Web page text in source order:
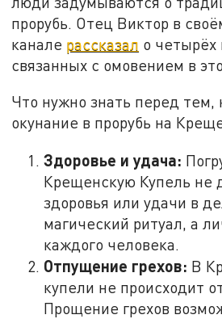
прорубь. Отец Виктор в
канале рассказал о четырёх
связанных с омовением в
Что нужно знать перед тем,
окунание в прорубь на
Здоровье и удача:
Крещенскую Купель не
здоровья или удачи в
магический ритуал, а
каждого человека.
Отпущение грехов: В
купели не происходит
Прощение грехов